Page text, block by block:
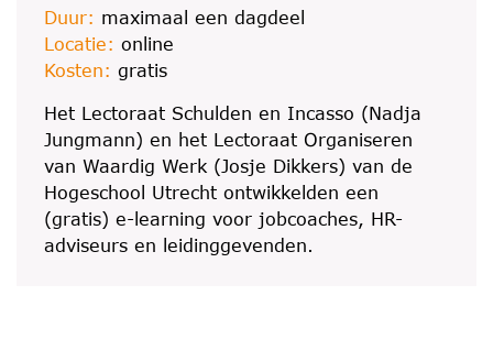
Duur: maximaal een dagdeel
Locatie: online
Kosten: gratis
Het Lectoraat Schulden en Incasso (Nadja
Jungmann) en het Lectoraat Organiseren
van Waardig Werk (Josje Dikkers) van de
Hogeschool Utrecht ontwikkelden een
(gratis) e-learning voor jobcoaches, HR-
adviseurs en leidinggevenden.